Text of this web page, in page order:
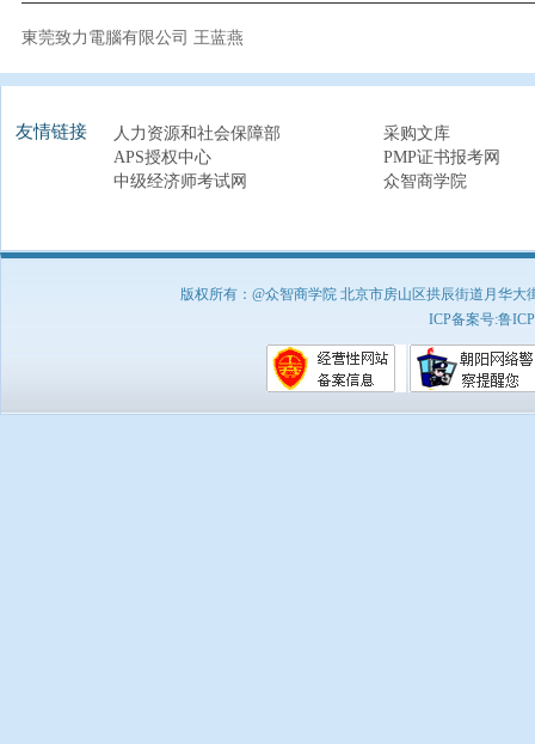
東莞致力電腦有限公司 王蓝燕
友情链接 人力资源和社会保障部
采购文库
APS授权中心
PMP证书报考网
中级经济师考试网
众智商学院
版权所有：@众智商学院 北京市房山区拱辰街道月华
ICP备案号:鲁